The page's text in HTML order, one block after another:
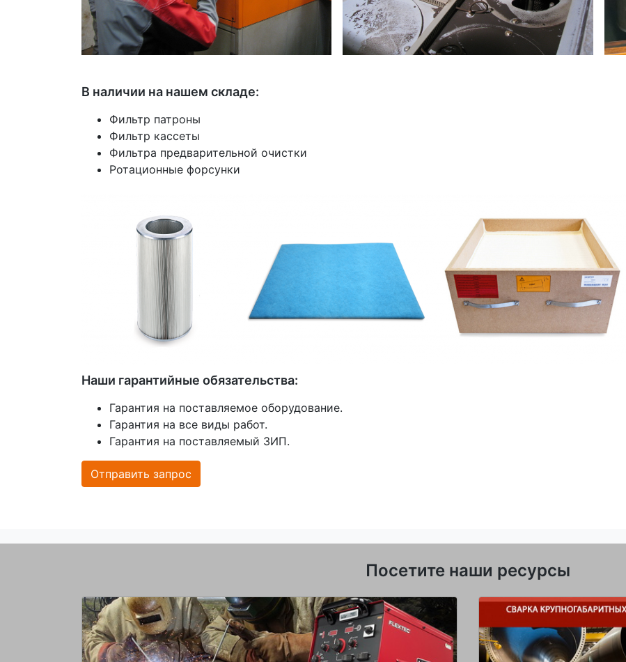
В наличии на нашем складе:
Фильтр патроны
Фильтр кассеты
Фильтра предварительной очистки
Ротационные форсунки
Наши гарантийные обязательства:
Гарантия на поставляемое оборудование.
Гарантия на все виды работ.
Гарантия на поставляемый ЗИП.
Отправить запрос
Посетите наши ресурсы